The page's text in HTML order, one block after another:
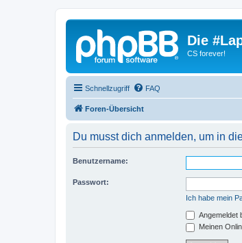
Die
CS forever!
Schnellzugriff FAQ
Foren-Übersicht
Du musst dich anmelden, um in
Benutzername:
Passwort:
Ich habe mein
Angemeldet
Meinen